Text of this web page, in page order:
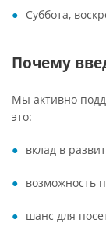
Суббота,
Почему
Мы активно
это:
вклад в
возможность
шанс для